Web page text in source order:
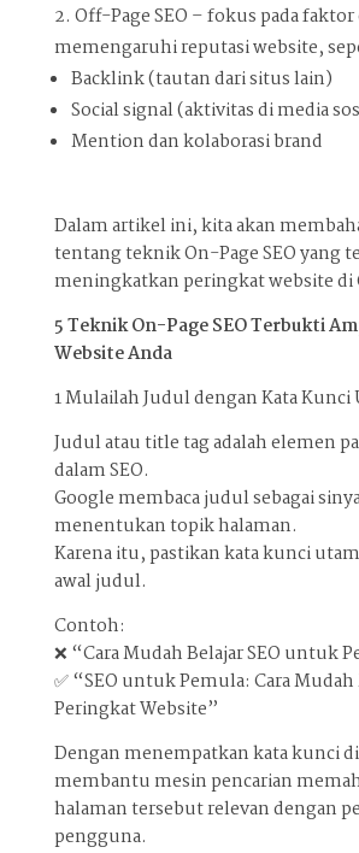
Off-Page SEO – fokus pada
memengaruhi reputasi website,
Backlink (tautan dari situs lain)
Social signal (aktivitas di media
Mention dan kolaborasi brand
Dalam artikel ini, kita akan
tentang teknik On-Page SEO yang
meningkatkan peringkat website di
5 Teknik On-Page SEO Terbukti
Website Anda
1️ Mulailah Judul dengan Kata Kunci
Judul atau title tag adalah elemen
dalam SEO.
Google membaca judul sebagai
menentukan topik halaman.
Karena itu, pastikan kata kunci
awal judul.
Contoh:
❌ “Cara Mudah Belajar SEO untuk
✅ “SEO untuk Pemula: Cara
Peringkat Website”
Dengan menempatkan kata kunci
membantu mesin pencarian
halaman tersebut relevan dengan
pengguna.